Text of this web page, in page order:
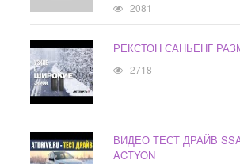
2081
РЕКСТОН САНЬЕНГ
2718
ВИДЕО ТЕСТ ДРАЙВ
ACTYON